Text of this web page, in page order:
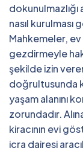
dokunulmazlığı
nasıl
Mahkemeler, ev
gezdirmeyle
şekilde izin
doğrultusunda
yaşam alanını
zorundadır.
kiracının evi
icra dairesi